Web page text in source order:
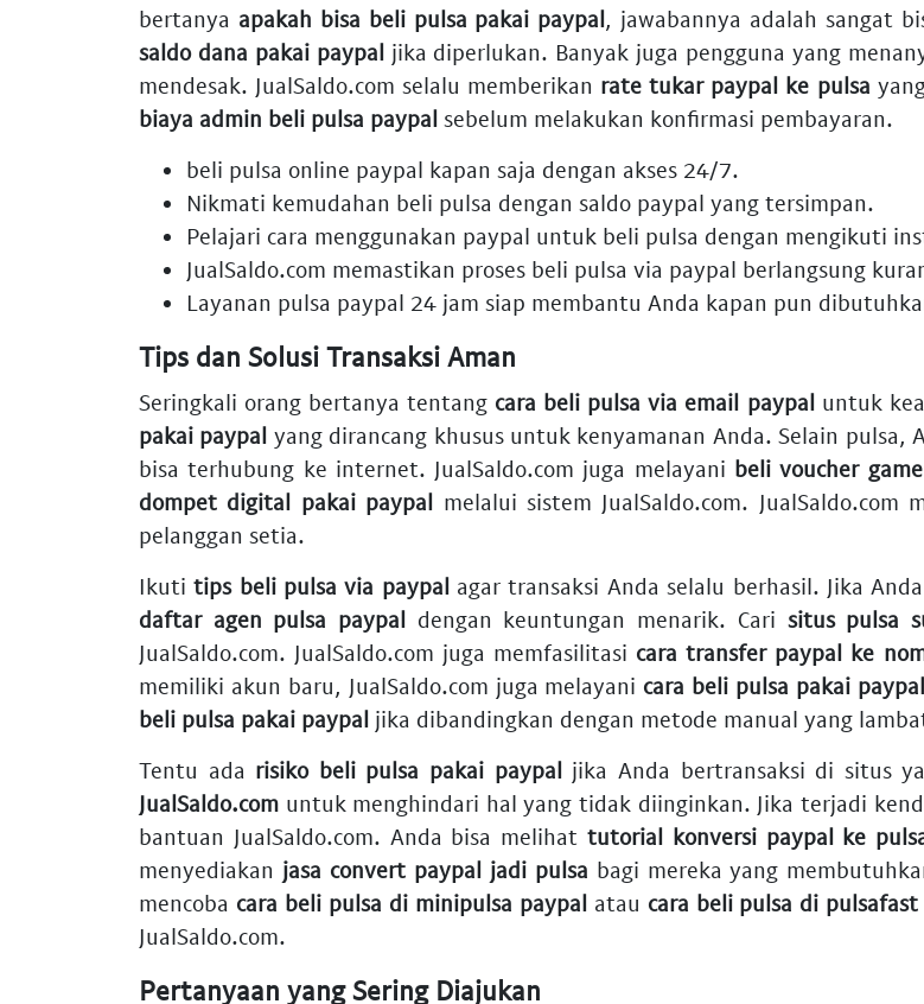
bertanya apakah bisa beli pulsa pakai paypal, jawabannya adalah sangat
saldo dana pakai paypaljika diperlukan. Banyak juga pengguna yang
mendesak. JualSaldo.com selalu memberikan rate tukar paypal ke pulsa
biaya admin beli pulsa paypal sebelum melakukan konfirmasi pembayaran.
beli pulsa online paypal kapan saja dengan akses 24/7.
Nikmati kemudahan beli pulsa dengan saldo paypal yang tersimpan.
Pelajari cara menggunakan paypal untuk beli pulsa dengan mengikuti
JualSaldo.com memastikan proses beli pulsa via paypal berlangsung
Layanan pulsa paypal 24 jam siap membantu Anda kapan pun
Tips dan Solusi Transaksi Aman
Seringkali orang bertanya tentang cara beli pulsa via email paypaluntuk
pakai paypal yang dirancang khusus untuk kenyamanan Anda. Selain pulsa,
bisa terhubung ke internet. JualSaldo.com juga melayani beli voucher
dompet digital pakai paypal melalui sistem JualSaldo.com. JualSaldo.com
pelanggan setia.
Ikutitips beli pulsa via paypalagar transaksi Anda selalu berhasil. Jika
daftar agen pulsa paypal dengan keuntungan menarik. Cari situs pulsa
JualSaldo.com. JualSaldo.com juga memfasilitasi cara transfer paypal ke
memiliki akun baru, JualSaldo.com juga melayani cara beli pulsa pakai
beli pulsa pakai paypal jika dibandingkan dengan metode manual yang
Tentu ada risiko beli pulsa pakai paypaljika Anda bertransaksi di situs
JualSaldo.com untuk menghindari hal yang tidak diinginkan. Jika terjadi
bantuan JualSaldo.com. Anda bisa melihat tutorial konversi paypal ke
menyediakan jasa convert paypal jadi pulsa bagi mereka yang
mencoba cara beli pulsa di minipulsa paypalatau cara beli pulsa di
JualSaldo.com.
Pertanyaan yang Sering Diajukan